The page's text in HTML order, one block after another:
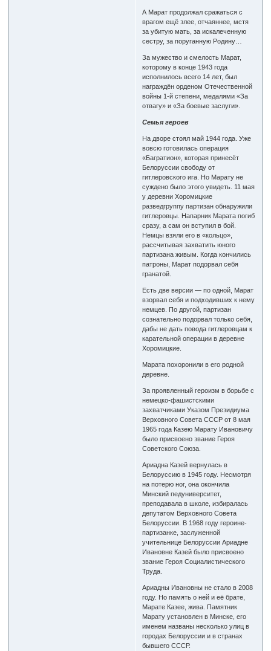
А Марат продолжал сражаться с
врагом ещё злее, отчаяннее, мстя
за убитую мать, за искалеченную
сестру, за поруганную Родину…
За мужество и смелость Марат,
которому в конце 1943 года
исполнилось всего 14 лет, был
награждён орденом Отечественной
войны 1-й степени, медалями «За
отвагу» и «За боевые заслуги».
Семья героев
На дворе стоял май 1944 года. Уже
вовсю готовилась операция
«Багратион», которая принесёт
Белоруссии свободу от
гитлеровского ига. Но Марату не
суждено было этого увидеть. 11 мая
у деревни Хоромицкие
разведгруппу партизан обнаружили
гитлеровцы. Напарник Марата погиб
сразу, а сам он вступил в бой.
Немцы взяли его в «кольцо»,
рассчитывая захватить юного
партизана живым. Когда кончились
патроны, Марат подорвал себя
гранатой.
Есть две версии — по одной, Марат
взорвал себя и подходивших к нему
немцев. По другой, партизан
сознательно подорвал только себя,
дабы не дать повода гитлеровцам к
карательной операции в деревне
Хоромицкие.
Марата похоронили в его родной
деревне.
За проявленный героизм в борьбе с
немецко-фашистскими
захватчиками Указом Президиума
Верховного Совета СССР от 8 мая
1965 года Казею Марату Ивановичу
было присвоено звание Героя
Советского Союза.
Ариадна Казей вернулась в
Белоруссию в 1945 году. Несмотря
на потерю ног, она окончила
Минский педуниверситет,
преподавала в школе, избиралась
депутатом Верховного Совета
Белоруссии. В 1968 году героине-
партизанке, заслуженной
учительнице Белоруссии Ариадне
Ивановне Казей было присвоено
звание Героя Социалистического
Труда.
Ариадны Ивановны не стало в 2008
году. Но память о ней и её брате,
Марате Казее, жива. Памятник
Марату установлен в Минске, его
именем названы несколько улиц в
городах Белоруссии и в странах
бывшего СССР.